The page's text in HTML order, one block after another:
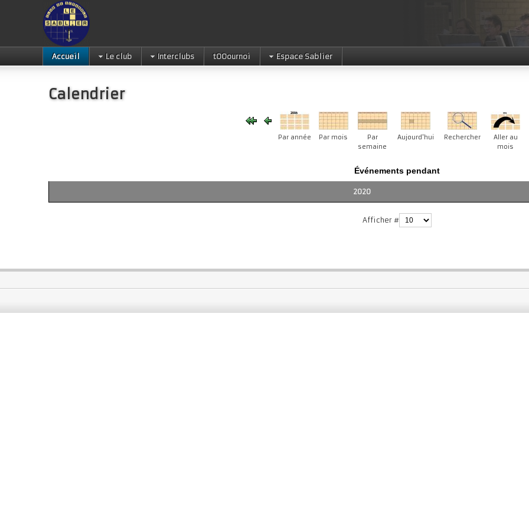
Accueil Le club Interclubs tOOournoi Espace Sablier
Calendrier
Par année Par mois
Par
semaine
Aujourd'hui Rechercher
Aller au
mois
Événements pendant
2020
Afficher #